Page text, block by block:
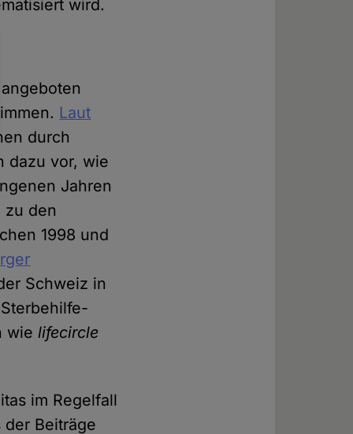
wird.
Laut
durch
dazu vor, wie
Jahren
zu den
1998 und
Schweiz in
wielifecircle
im Regelfall
der Beiträge